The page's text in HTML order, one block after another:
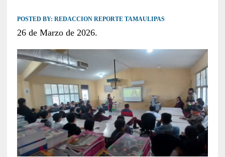
POSTED BY: REDACCION REPORTE TAMAULIPAS
26 de Marzo de 2026.